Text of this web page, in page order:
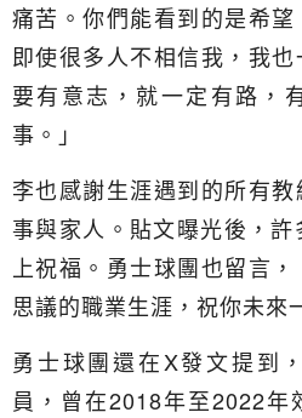
痛苦。你們能看到的是希望
即使很多人不相信我，我
要有意志，就一定有路，
事。」
李也感謝生涯遇到的所有
事與家人。貼文曝光後，
上祝福。勇士球團也留言
思議的職業生涯，祝你未來
勇士球團還在X發文提到
員，曾在2018年至2022年